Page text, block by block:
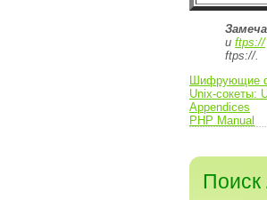
иftps://
ftps://.
Шифрующие
Unix-сокеты:
Appendices
PHP Manual
Поиск